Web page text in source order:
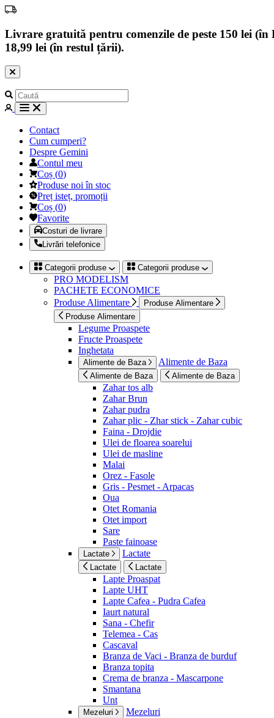
Livrare gratuită pentru comenzile de peste 150 lei
18,99 lei (în restul țării).
Contact
Cum cumperi?
Despre Gemini
Contul meu
Coș (0)
Produse noi în stoc
Preț isteț, promoții
Coș (0)
Favorite
Costuri de livrare
Livrări telefonice
Categorii produse Categorii produse
PRO MODELISM
PACHETE ECONOMICE
Produse Alimentare
Produse Alimentare
Produse Alimentare
Legume Proaspete
Fructe Proaspete
Inghetata
Alimente de Baza Alimente de Baza
Alimente de Baza Alimente de Baza
Zahar tos alb
Zahar Brun
Zahar pudra
Zahar plic - Zhar stick - Zahar cubic
Faina - Drojdie
Ulei de floarea soarelui
Ulei de masline
Malai
Orez - Fasole
Gris - Pesmet - Arpacas
Oua
Otet Romania
Otet import
Sare
Paste fainoase
Lactate Lactate
Lactate Lactate
Lapte Proaspat
Lapte UHT
Lapte Cafea - Pudra Cafea
Iaurt natural
Sana - Chefir
Telemea - Cas
Cascaval
Branza de Vaci - Branza de burduf
Branza topita
Crema de branza - Mascarpone
Smantana
Unt
Mezeluri Mezeluri